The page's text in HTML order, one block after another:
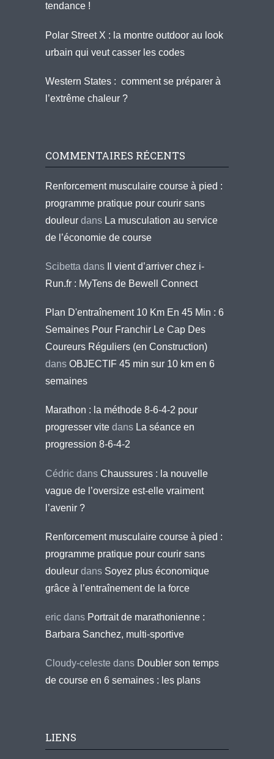
tendance !
Polar Street X : la montre outdoor au look
urbain qui veut casser les codes
Western States : comment se préparer à
l’extrême chaleur ?
COMMENTAIRES RÉCENTS
Renforcement musculaire course à pied :
programme pratique pour courir sans
douleur dans La musculation au service
de l’économie de course
Scibetta dans
Il vient d’arriver chez i-
Run.fr : MyTens de Bewell Connect
Plan D'entraînement 10 Km En 45 Min : 6
Semaines Pour Franchir Le Cap Des
Coureurs Réguliers (en Construction)
dans OBJECTIF 45 min sur 10 km en 6
semaines
Marathon : la méthode 8-6-4-2 pour
progresser vite dans La séance en
progression 8-6-4-2
Cédric dans Chaussures : la nouvelle
vague de l’oversize est-elle vraiment
l’avenir ?
Renforcement musculaire course à pied :
programme pratique pour courir sans
douleur dans Soyez plus économique
grâce à l’entraînement de la force
eric dans Portrait de marathonienne :
Barbara Sanchez, multi-sportive
Cloudy-celeste dans Doubler son temps
de course en 6 semaines : les plans
LIENS